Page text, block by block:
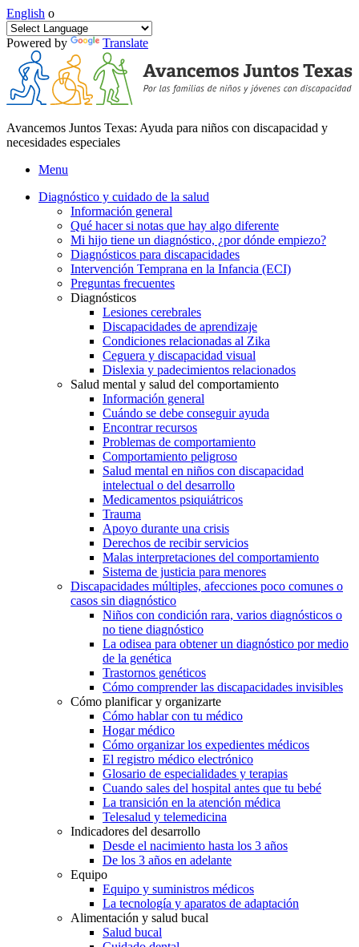
English o
Powered by Translate
Avancemos Juntos Texas: Ayuda para niños con discapacidad y
necesidades especiales
Menu
Diagnóstico y cuidado de la salud
Información general
Qué hacer si notas que hay algo diferente
Mi hijo tiene un diagnóstico, ¿por dónde empiezo?
Diagnósticos para discapacidades
Intervención Temprana en la Infancia (ECI)
Preguntas frecuentes
Diagnósticos
Lesiones cerebrales
Discapacidades de aprendizaje
Condiciones relacionadas al Zika
Ceguera y discapacidad visual
Dislexia y padecimientos relacionados
Salud mental y salud del comportamiento
Información general
Cuándo se debe conseguir ayuda
Encontrar recursos
Problemas de comportamiento
Comportamiento peligroso
Salud mental en niños con discapacidad
intelectual o del desarrollo
Medicamentos psiquiátricos
Trauma
Apoyo durante una crisis
Derechos de recibir servicios
Malas interpretaciones del comportamiento
Sistema de justicia para menores
Discapacidades múltiples, afecciones poco comunes o
casos sin diagnóstico
Niños con condición rara, varios diagnósticos o
no tiene diagnóstico
La odisea para obtener un diagnóstico por medio
de la genética
Trastornos genéticos
Cómo comprender las discapacidades invisibles
Cómo planificar y organizarte
Cómo hablar con tu médico
Hogar médico
Cómo organizar los expedientes médicos
El registro médico electrónico
Glosario de especialidades y terapias
Cuando sales del hospital antes que tu bebé
La transición en la atención médica
Telesalud y telemedicina
Indicadores del desarrollo
Desde el nacimiento hasta los 3 años
De los 3 años en adelante
Equipo
Equipo y suministros médicos
La tecnología y aparatos de adaptación
Alimentación y salud bucal
Salud bucal